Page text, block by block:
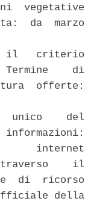
vegetative
da  marzo
il   criterio
Termine    di
offerte:
unico    del
informazioni:
internet
il
di  ricorso
della